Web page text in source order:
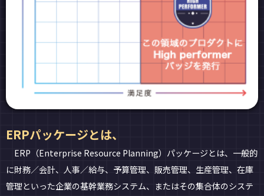
ERPパッケージとは、
ERP（Enterprise Resource Planning）パッケージとは、一般的
に財務／会計、人事／給与、予算管理、販売管理、生産管理、在庫
管理といった企業の基幹業務システム、またはその集合体のシステ